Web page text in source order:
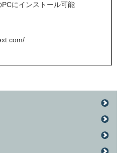
にインストール可能